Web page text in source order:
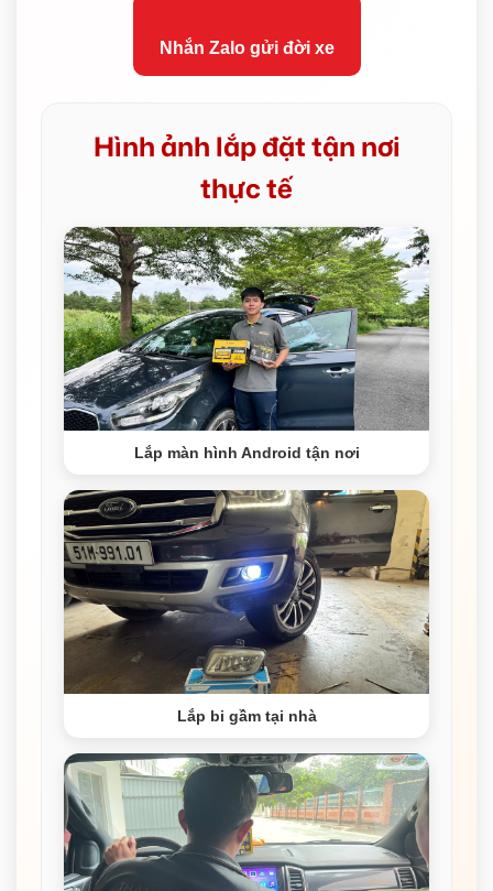
Nhắn Zalo gửi đời xe
Hình ảnh lắp đặt tận nơi
thực tế
Lắp màn hình Android tận nơi
Lắp bi gầm tại nhà